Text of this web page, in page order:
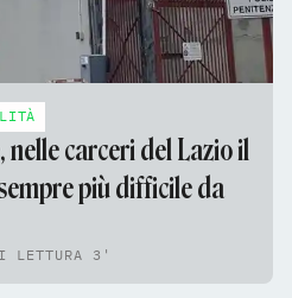
nelle carceri del Lazio il
più difficile da
LETTURA 3'